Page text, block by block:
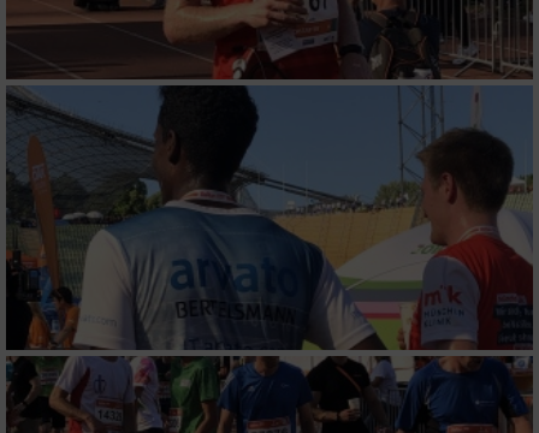
Messung der Performance von Inhalten
Analyse von Zielgruppen durch Statistiken
oder Kombinationen von Daten aus
verschiedenen Quellen
Entwicklung und Verbesserung der Angebote
Verwendung reduzierter Daten zur Auswahl
von Inhalten
IAB-Besonderheiten:
Verwendung genauer Standortdaten
Geräte anhand von aktiv angeforderten
Informationen identifizieren